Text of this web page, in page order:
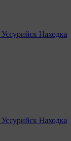
Уссурийск Находка
Уссурийск Находка